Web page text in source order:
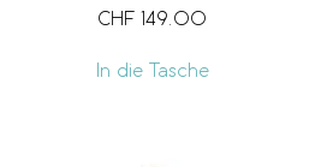
CHF 149.00
In die Tasche